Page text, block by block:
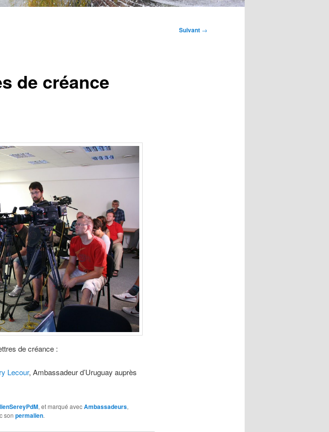
Suivant →
de créance
de créance :
Lecour, Ambassadeur d’Uruguay auprès
, et marqué avecAmbassadeurs,
son permalien.